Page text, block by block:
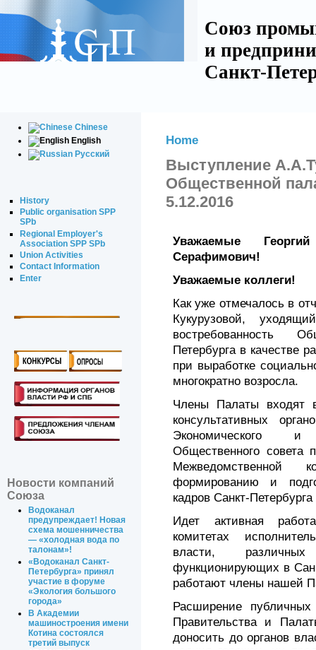
Союз
и
Санкт-
Chinese
English
Русский
History
Public organisation SPP
SPb
Regional Employer's
Association SPP SPb
Union Activities
Contact Information
Enter
Новости компаний
Союза
Водоканал
предупреждает! Новая
схема мошенничества
— «холодная вода по
талонам»!
«Водоканал Санкт-
Петербурга» принял
участие в форуме
«Экология большого
города»
В Академии
машиностроения имени
Котина состоялся
третий выпуск
Home
Выступление
Общественной
5.12.2016
Уважаемые
Серафимович!
Уважаемые коллеги!
Как уже отмечалось в
Кукурузовой,
востребованность
Петербурга в качестве
при выработке
многократно возросла.
Члены Палаты входят
консультативных
Экономического
Общественного совета
формированию и
кадров Санкт-
Идет активная
комитетах
власти,
функционирующих в
работают члены нашей
Расширение
Правительства и
доносить до органов